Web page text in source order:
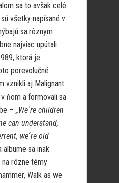
sa to avšak celé
všetky napísané v
sa rôznym
najviac upútali
ktorá je
porevolučné
vznikli aj Malignant
ňom a formovali sa
– „We´re children
can understand,
we´re old
albume sa inak
na rôzne témy
Walk as we